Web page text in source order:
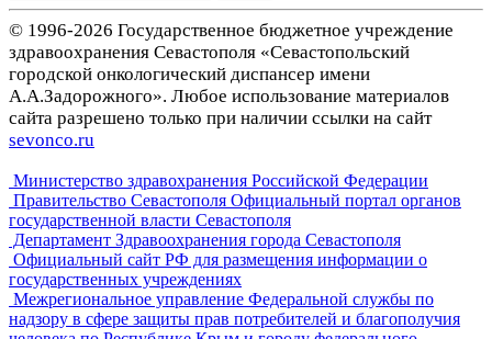
© 1996-2026 Государственное бюджетное учреждение
здравоохранения Севастополя «Севастопольский
городской онкологический диспансер имени
А.А.Задорожного». Любое использование материалов
сайта разрешено только при наличии ссылки на сайт
sevonco.ru
Министерство здравохранения Российской Федерации
Правительство Севастополя Официальный портал органов
государственной власти Севастополя
Департамент Здравоохранения города Севастополя
Официальный сайт РФ для размещения информации о
государственных учреждениях
Межрегиональное управление Федеральной службы по
надзору в сфере защиты прав потребителей и благополучия